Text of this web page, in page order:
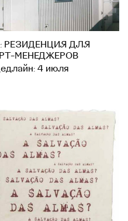
РЕЗИДЕНЦИЯ ДЛЯ
МЕНЕДЖЕРОВ
4 июля